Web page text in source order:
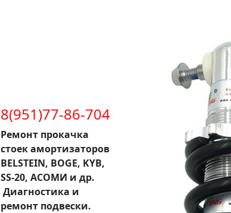
8(951)77-86-704
Ремонт прокачка
стоек амортизаторов
BELSTEIN, BOGE, KYB,
SS-20, АСОМИ и др.
Диагностика и
ремонт подвески.